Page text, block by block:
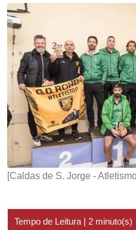
[Caldas de S. Jorge -